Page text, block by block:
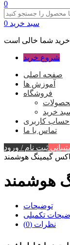
0
سبد خرید 0
شروع خرید
صفحه اصلی
آموزش ها
فروشگاه
خرید
حساب کاربری
تماس با ما
ثبت نام / ورود
گیمینگ هوشمند
هوشمند
توضیحات
تکمیلی
نظرات (0)